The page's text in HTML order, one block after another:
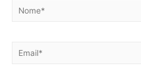
Nome*
Email*